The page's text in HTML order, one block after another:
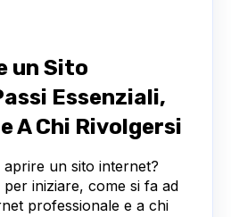
un Sito
Essenziali,
A Chi Rivolgersi
un sito internet?
iniziare, come si fa ad
professionale e a chi